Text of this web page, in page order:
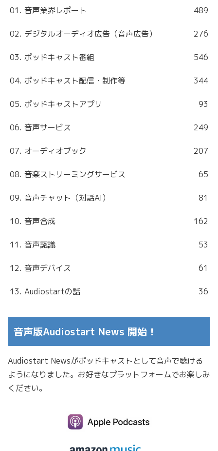
01. 音声業界レポート 489
02. デジタルオーディオ広告（音声広告） 276
03. ポッドキャスト番組 546
04. ポッドキャスト配信・制作等 344
05. ポッドキャストアプリ 93
06. 音声サービス 249
07. オーディオブック 207
08. 音楽ストリーミングサービス 65
09. 音声チャット（対話AI） 81
10. 音声合成 162
11. 音声認識 53
12. 音声デバイス 61
13. Audiostartの話 36
音声版Audiostart News 開始！
Audiostart Newsがポッドキャストとして音声で聴ける
ようになりました。お好きなプラットフォームでお楽しみ
ください。